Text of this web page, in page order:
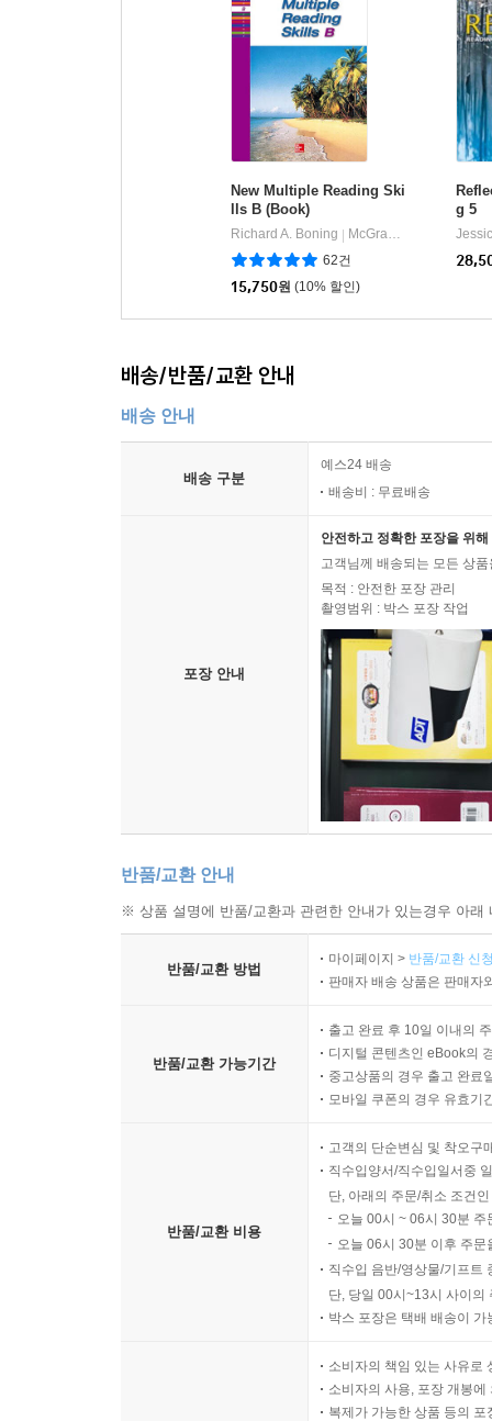
New Multiple Reading Ski
lls B (Book)
Richard A. Boning | McGraw-Hill
62건
15,750원 (10% 할인)
g 5
배송/반품/교환 안내
배송 안내
배송 구분
예스24 배송
배송비 : 무료배송
포장 안내
안전하고 정확한 포장을 위
고객님께 배송되는 모든 상
목적 : 안전한 포장 관리
촬영범위 : 박스 포장 작업
반품/교환 안내
※ 상품 설명에 반품/교환과 관련한 안내가 있는경우 아
반품/교환 방법
마이페이지 > 반품/교환 신
판매자 배송 상품은 판매자
반품/교환 가능기간
출고 완료 후 10일 이내의
디지털 콘텐츠인 eBook의
중고상품의 경우 출고 완료
모바일 쿠폰의 경우 유효기
반품/교환 비용
고객의 단순변심 및 착오구
직수입양서/직수입일서중
단, 아래의 주문/취소 조건
오늘 00시 ~ 06시 30분
오늘 06시 30분 이후 주
직수입 음반/영상물/기프트
단, 당일 00시~13시 사이의
박스 포장은 택배 배송이
소비자의 책임 있는 사유로
소비자의 사용, 포장 개봉
복제가 가능한 상품 등의